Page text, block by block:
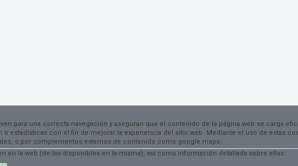
para una correcta navegación y aseguran que el contenido de la página web se carga
estadísticas con el fin de mejorar la experiencia del sitio web. Mediante el uso de estas
o por complementos externos de contenido como google maps.
la web (de las disponibles en la misma), así como información detallada sobre ellas: